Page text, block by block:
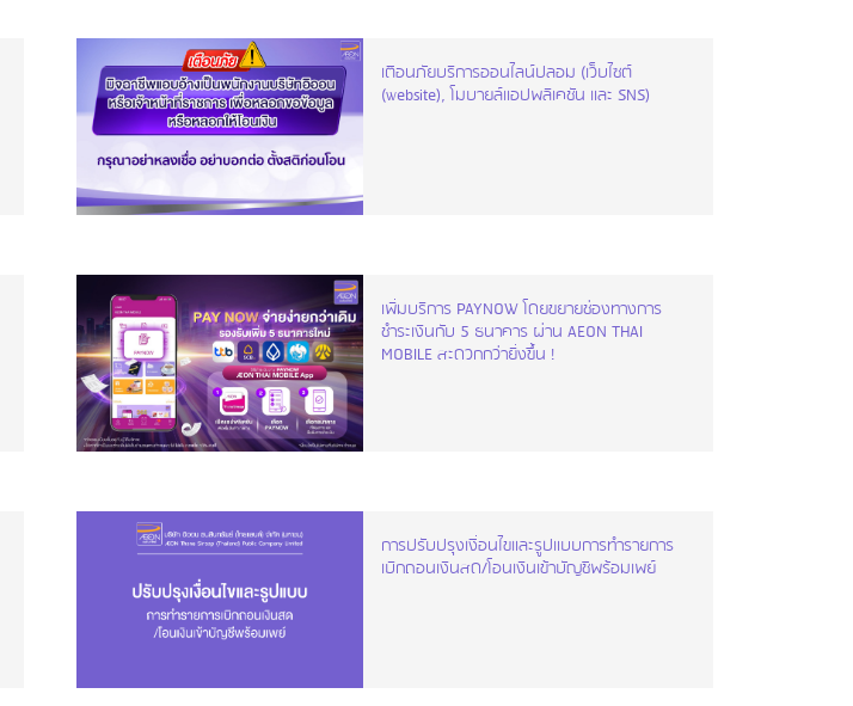
เตือนภัยบริการออนไลน์ปลอม (เว็บไซต์
(website), โมบายล์แอปพลิเคชัน และ SNS)
เพิ่มบริการ PAYNOW โดยขยายช่องทางการ
ชำระเงินกับ 5 ธนาคาร ผ่าน AEON THAI
MOBILE สะดวกกว่ายิ่งขึ้น !
การปรับปรุงเงื่อนไขและรูปแบบการทำรายการ
เบิกถอนเงินสด/โอนเงินเข้าบัญชีพร้อมเพย์